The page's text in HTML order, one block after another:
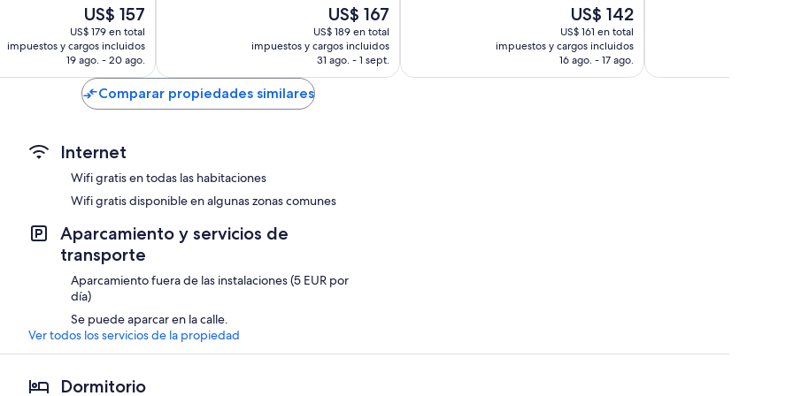
El
precio
actual
es
de
US$ 157
US$ 157
US$ 179 en total
impuestos y cargos incluidos
19 ago. - 20 ago.
El
precio
actual
es
de
US$ 167
US$ 189 en total
impuestos y cargos incluidos
31 ago. - 1 sept.
El
precio
actual
es
de
US$ 142
US$ 161 en total
impuestos y cargos incluidos
16 ago. - 17 ago.
Comparar propiedades similares
Internet
Wifi gratis en todas las habitaciones
Wifi gratis disponible en algunas zonas comunes
Aparcamiento y servicios de
transporte
Aparcamiento fuera de las instalaciones (5 EUR por
día)
Se puede aparcar en la calle.
Ver todos los servicios de la propiedad
Dormitorio